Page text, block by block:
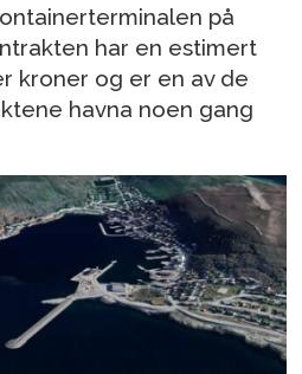
på
har en estimert
kroner og er en av de
havna noen gang